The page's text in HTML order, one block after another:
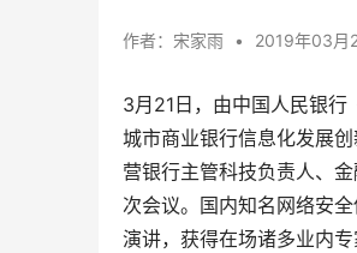
作者： 宋家雨 • 2019年03月
3月21日，由中国人民银行
城市商业银行信息化发展
营银行主管科技负责人、
次会议。国内知名网络安
演讲，获得在场诸多业内专